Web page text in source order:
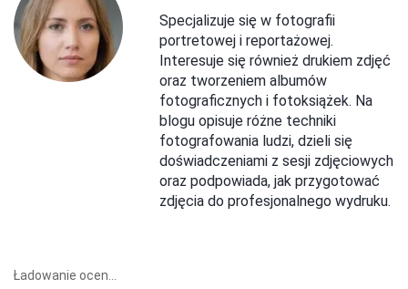
Specjalizuje się w fotografii
portretowej i reportażowej.
Interesuje się również drukiem zdjęć
oraz tworzeniem albumów
fotograficznych i fotoksiążek. Na
blogu opisuje różne techniki
fotografowania ludzi, dzieli się
doświadczeniami z sesji zdjęciowych
oraz podpowiada, jak przygotować
zdjęcia do profesjonalnego wydruku.
Ładowanie ocen...